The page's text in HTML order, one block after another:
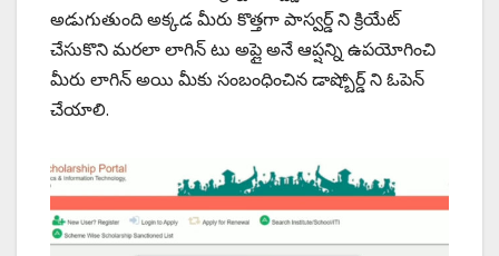
అడుగుతుంది అక్కడ మీరు కొత్తగా పాస్వర్డ్ ని క్రియేట్
చేసుకొని మరలా లాగిన్ టు అప్లై అనే ఆప్షన్ని ఉపయోగించి
మీరు లాగిన్ అయి మీకు సంబంధించిన డాష్బోర్డ్ ని ఓపెన్
చేయాలి.